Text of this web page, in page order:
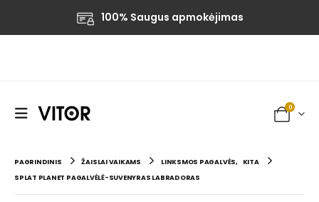
100% Saugus apmokėjimas
0
PAGRINDINIS ŽAISLAI VAIKAMS LINKSMOS PAGALVĖS,
KITA
SPLAT PLANET PAGALVĖLĖ-SUVENYRAS LABRADORAS